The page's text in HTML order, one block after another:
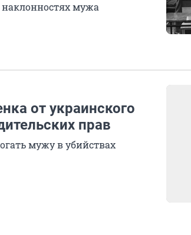
наклонностях мужа
от украинского
прав
мужу в убийствах